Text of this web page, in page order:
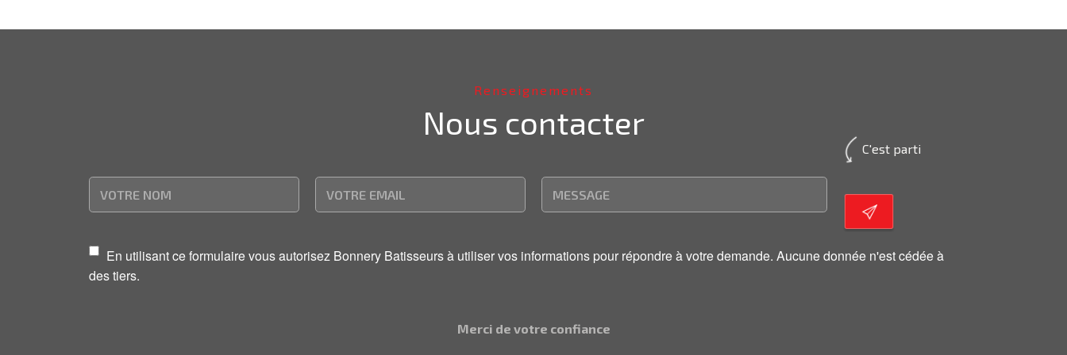
Renseignements
Nous contacter
C'est parti
En utilisant ce formulaire vous autorisez Bonnery Batisseurs à utiliser vos informations pour répondre à votre demande. Aucune donnée n'est cédée à
des tiers.
Merci de votre confiance